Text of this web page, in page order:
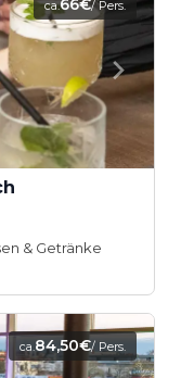
ca.66€/ Pers.
& Getränke
ca.84,50€/ Pers.